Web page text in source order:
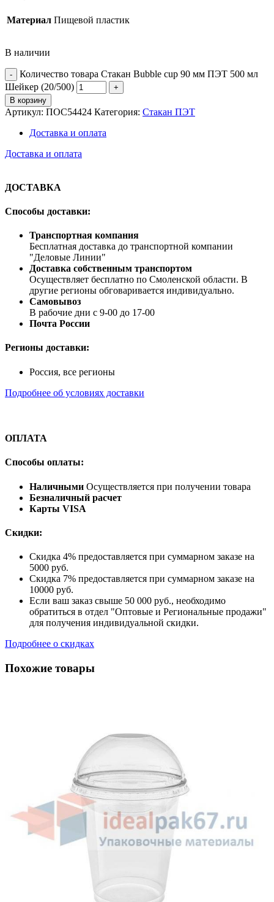
Материал Пищевой пластик
В наличии
Количество товара Стакан Bubble cup 90 мм ПЭТ 500 мл
Шейкер (20/500)
В корзину
Артикул: ПОС54424 Категория: Стакан ПЭТ
Доставка и оплата
Доставка и оплата
ДОСТАВКА
Способы доставки:
Транспортная компания
Бесплатная доставка до транспортной компании
"Деловые Линии"
Доставка собственным транспортом
Осуществляет бесплатно по Смоленской области. В
другие регионы обговаривается индивидуально.
Самовывоз
В рабочие дни с 9-00 до 17-00
Почта России
Регионы доставки:
Россия, все регионы
Подробнее об условиях доставки
ОПЛАТА
Способы оплаты:
Наличными Осуществляется при получении товара
Безналичный расчет
Карты VISA
Скидки:
Скидка 4% предоставляется при суммарном заказе на
5000 руб.
Скидка 7% предоставляется при суммарном заказе на
10000 руб.
Если ваш заказ свыше 50 000 руб., необходимо
обратиться в отдел "Оптовые и Региональные продажи"
для получения индивидуальной скидки.
Подробнее о скидках
Похожие товары